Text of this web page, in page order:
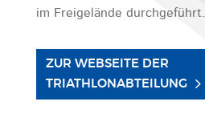
im Freigelände durchgeführt.
ZUR WEBSEITE DER
TRIATHLONABTEILUNG